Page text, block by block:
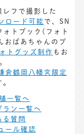
フで撮影した
ロード可能で、SN
トブック(フォト
おばあちゃんのプ
トグッズ制作 もお
倉鶴岡八幡宮限定
一覧へ
ン一覧へ
質問
ール確認